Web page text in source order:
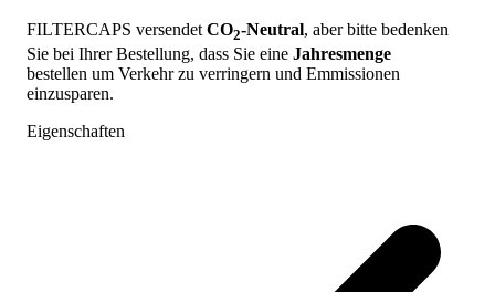
FILTERCAPS versendet CO2-Neutral, aber bitte bedenken
Sie bei Ihrer Bestellung, dass Sie eine Jahresmenge
bestellen um Verkehr zu verringern und Emmissionen
einzusparen.
Eigenschaften